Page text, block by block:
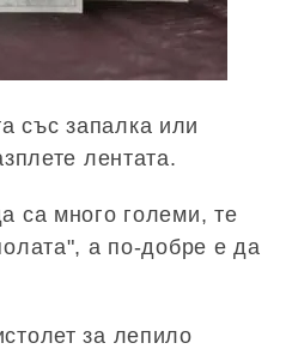
със запалка или
лентата.
са много големи, те
а по-добре е да
за лепило